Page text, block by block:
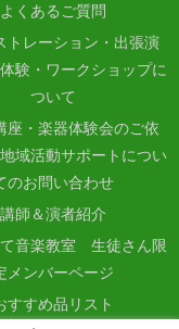
よくあるご質問
トレーション・出張演
験・ワークショップに
ついて
座・楽器体験会のご依
域活動サポートについ
のお問い合わせ
講師＆演者紹介
て音楽教室 生徒さん限
メンバーページ
すすめ品リスト